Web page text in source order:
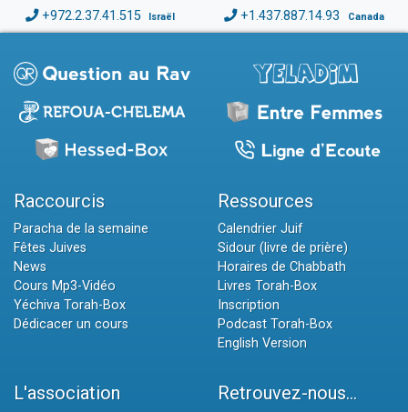
+972.2.37.41.515 Israël +1.437.887.14.93 Canada
Raccourcis
Paracha de la semaine
Fêtes Juives
News
Cours Mp3-Vidéo
Yéchiva Torah-Box
Dédicacer un cours
Ressources
Calendrier Juif
Sidour (livre de prière)
Horaires de Chabbath
Livres Torah-Box
Inscription
Podcast Torah-Box
English Version
L'association Retrouvez-nous...